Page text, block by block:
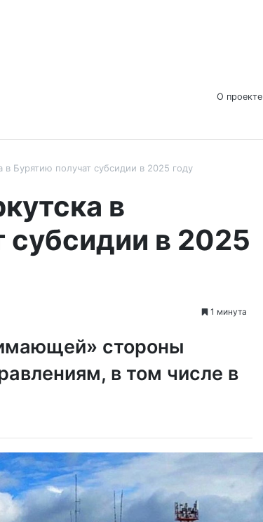
О проекте
в Бурятию получат субсидии в 2025 году
в
субсидии в 2025
1 минута
стороны
в том числе в